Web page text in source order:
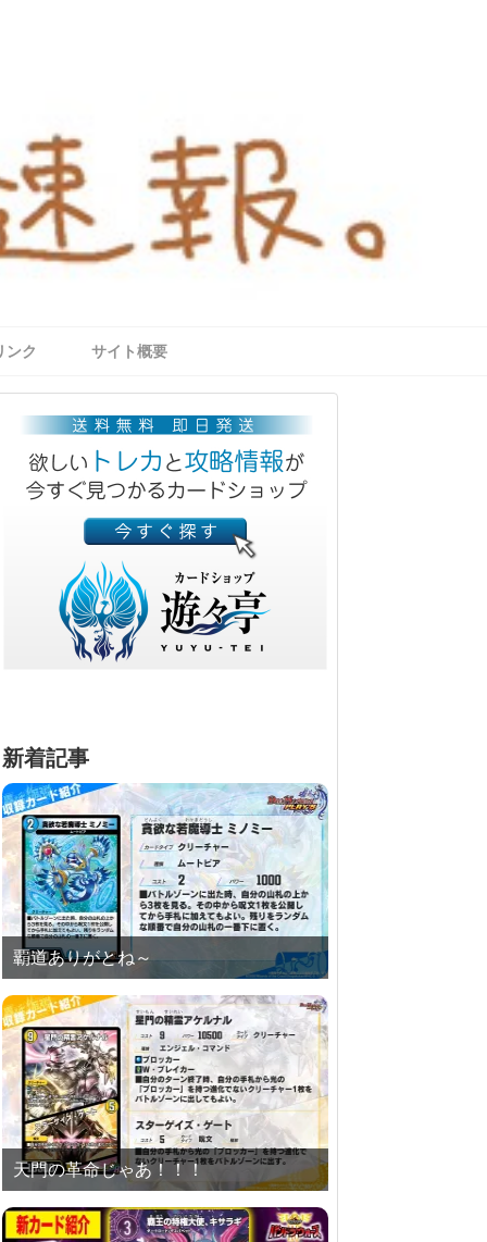
ンク サイト概要
新着記事
覇道ありがとね～
天門の革命じゃあ！！！